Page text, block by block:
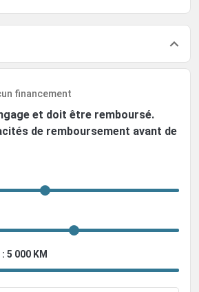
financement
et doit être remboursé.
de remboursement avant de
5 000 KM